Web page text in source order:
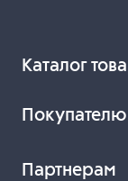
Каталог
Покупателю
Партнерам